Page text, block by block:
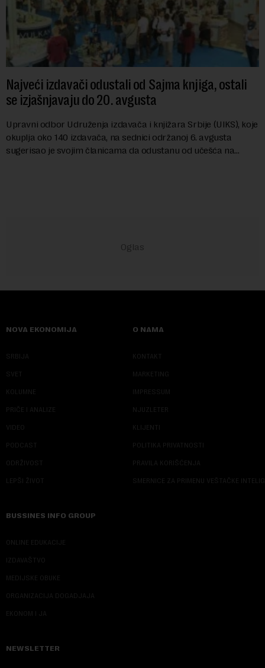
Najveći izdavači odustali od Sajma knjiga, ostali
se izjašnjavaju do 20. avgusta
Upravni odbor Udruženja izdavača i knjižara Srbije (UIKS), koje
okuplja oko 140 izdavača, na sednici održanoj 6. avgusta
sugerisao je svojim članicama da odustanu od učešća na
NOVA EKONOMIJA
SRBIJA
SVET
KOLUMNE
PRIČE I ANALIZE
VIDEO
PODCAST
ODRŽIVOST
LEPŠI ŽIVOT
O NAMA
KONTAKT
MARKETING
IMPRESSUM
NJUZLETER
KLIJENTI
POLITIKA PRIVATNOSTI
PRAVILA KORIŠĆENJA
SMERNICE ZA PRIMENU VEŠTAČKE
BUSSINES INFO GROUP
ONLINE EDUKACIJE
IZDAVAŠTVO
MEDIJSKE OBUKE
ORGANIZACIJA DOGADJAJA
EKONOM I JA
NEWSLETTER